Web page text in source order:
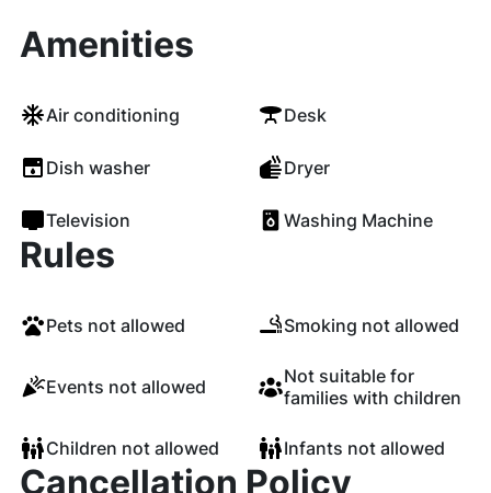
Amenities
Air conditioning Desk
Dish washer Dryer
Television Washing Machine
Rules
Pets not allowed Smoking not allowed
Events not allowed
Not suitable for
families with children
Children not allowed Infants not allowed
Cancellation Policy